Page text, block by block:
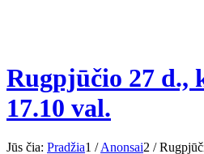
Rugpjūčio 27 d.,
17.10 val.
Jūs čia: Pradžia1 / Anonsai2 /